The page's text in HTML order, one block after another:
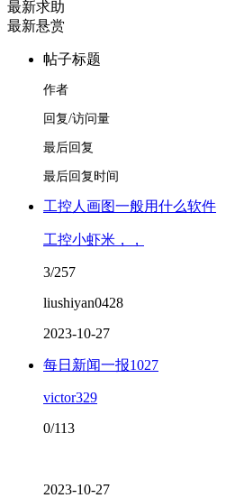
最新求助
最新悬赏
帖子标题
作者
回复/访问量
最后回复
最后回复时间
工控人画图一般用什么软件
工控小虾米，，
3/257
liushiyan0428
2023-10-27
每日新闻一报1027
victor329
0/113
2023-10-27